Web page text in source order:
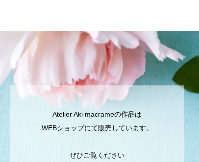
Atelier Aki macrameの作品は
WEBショップにて販売しています。
ぜひご覧ください